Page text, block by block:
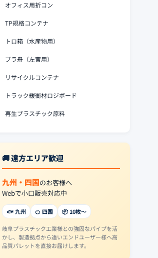
オフィス用折コン
TP規格コンテナ
トロ箱（水産物用）
プラ舟（左官用）
リサイクルコンテナ
トラック緩衝材ロジボード
再生プラスチック原料
🚚 遠方エリア歓迎
九州・四国のお客様へ
Webで小口販売対応中
🐟 九州 🍊 四国 📦 10枚〜
岐阜プラスチック工業様との強固なパイプを活
かし、製造拠点から遠いエンドユーザー様へ高
品質パレットを直接お届けします。